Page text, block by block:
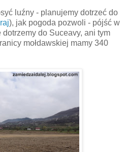
luźny - planujemy dotrzeć do
), jak pogoda pozwoli - pójść w
do Suceavy, ani tym
mołdawskiej mamy 340